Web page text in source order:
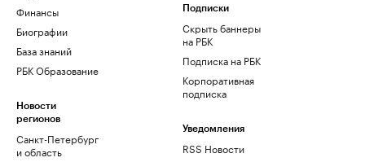
Финансы
Биографии
База знаний
РБК Образование
Новости
регионов
Санкт-Петербург
и область
Подписки
Скрыть баннеры
на РБК
Подписка на РБК
Корпоративная
подписка
Уведомления
RSS Новости